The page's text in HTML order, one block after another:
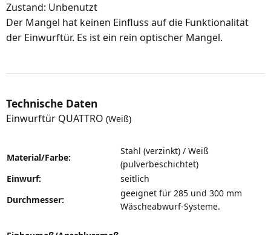
Zustand: Unbenutzt
Der Mangel hat keinen Einfluss auf die Funktionalität
der Einwurftür. Es ist ein rein optischer Mangel.
Technische Daten
Einwurftür QUATTRO (Weiß)
Material/Farbe:
Stahl (verzinkt) / Weiß
(pulverbeschichtet)
Einwurf:
seitlich
Durchmesser:
geeignet für 285 und 300 mm
Wäscheabwurf-Systeme.